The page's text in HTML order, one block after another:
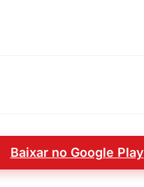
Baixar no Google Play